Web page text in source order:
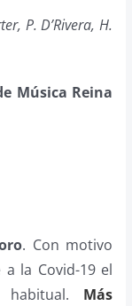
P. D’Rivera, H.
Música Reina
. Con motivo
la Covid-19 el
Más